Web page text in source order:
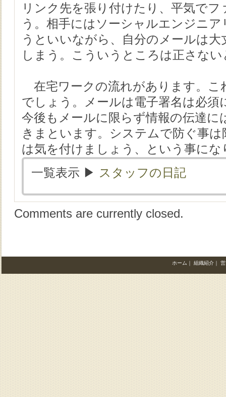
リンク先を張り付けたり、平気で
う。相手にはソーシャルエンジニ
うといいながら、自分のメールは
しまう。こういうところは正さな
在宅ワークの流れがあります。こ
でしょう。メールは電子署名は必
今後もメールに限らず情報の伝達に
きまといます。システムで防ぐ事
は気を付けましょう、という事に
一覧表示 ▶︎ スタッフの日記
Comments are currently closed.
ホーム ｜ 組織紹介 ｜